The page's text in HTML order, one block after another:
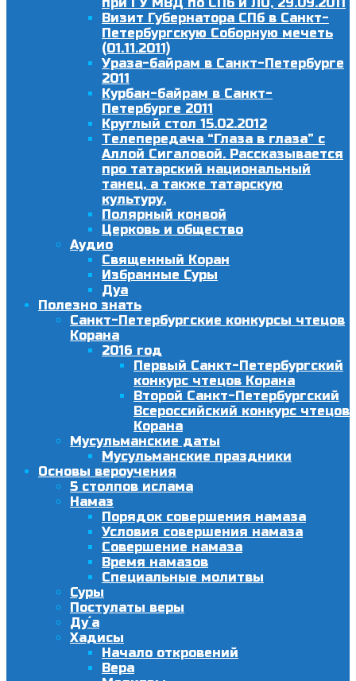
Визит Губернатора СПб в Санкт-
Петербургскую Соборную мечеть
(01.11.2011)
Ураза-байрам в Санкт-Петербурге
2011
Курбан-байрам в Санкт-
Петербурге 2011
Круглый стол 15.02.2012
Телепередача “Глаза в глаза” с
Аллой Сигаловой. Рассказывается
про татарский национальный
танец, а также татарскую
культуру.
Полярный конвой
Церковь и общество
Аудио
Священный Коран
Избранные Суры
Дуа
Полезно знать
Санкт-Петербургские конкурсы чтецов
Корана
2016 год
Первый Санкт-Петербургский
конкурс чтецов Корана
Второй Санкт-Петербургский
Всероссийский конкурс чтецов
Корана
Мусульманские даты
Мусульманские праздники
Основы вероучения
5 столпов ислама
Намаз
Порядок совершения намаза
Условия совершения намаза
Совершение намаза
Время намазов
Специальные молитвы
Суры
Постулаты веры
Ду´а
Хадисы
Начало откровений
Вера